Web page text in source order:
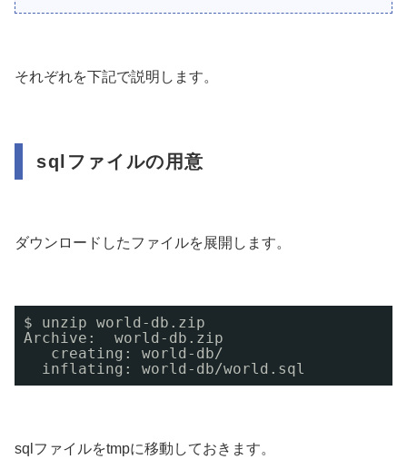
それぞれを下記で説明します。
sqlファイルの用意
ダウンロードしたファイルを展開します。
$ unzip world-db.zip
Archive:  world-db.zip
creating: world-db/
inflating: world-db/world .sql
sqlファイルをtmpに移動しておきます。